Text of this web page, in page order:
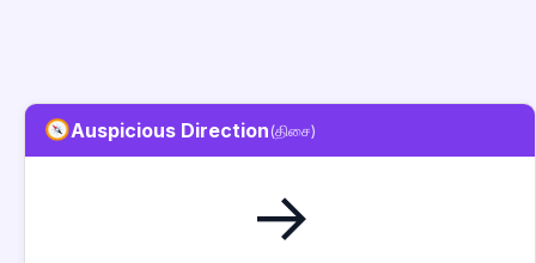
Auspicious Direction(திசை)
→